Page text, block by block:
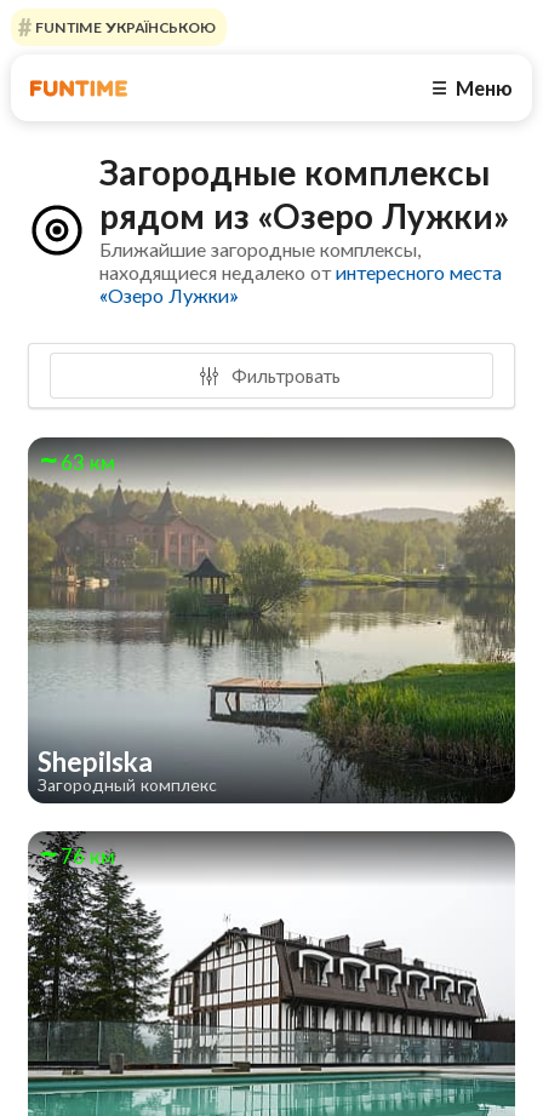
FUNTIME УКРАЇНСЬКОЮ
☰ Меню
Загородные комплексы
рядом из «Озеро Лужки»
Ближайшие загородные комплексы,
находящиеся недалеко отинтересного места
«Озеро Лужки»
Фильтровать
63 км
Shepilska
Загородный комплекс
76 км